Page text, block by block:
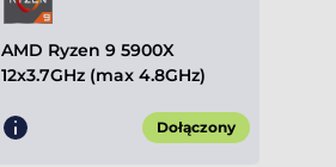
AMD Ryzen 9 5900X
12x3.7GHz (max 4.8GHz)
Dołączony